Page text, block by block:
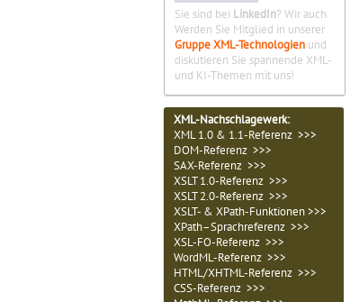
Sie sind bei LinkedIn? Wir auch.
Werden Sie Mitglied in unserer
Gruppe XML-Technologien und
diskutieren Sie spannende XML-
und KI-Themen mit uns!
XML-Nachschlagewerk:
XML 1.0 & 1.1-Referenz >>>
DOM-Referenz >>>
SAX-Referenz >>>
XSLT 1.0-Referenz >>>
XSLT 2.0-Referenz >>>
XSLT- & XPath-Funktionen >>>
XPath–Sprachreferenz >>>
XSL-FO-Referenz >>>
WordML-Referenz >>>
HTML/XHTML-Referenz >>>
CSS-Referenz >>>